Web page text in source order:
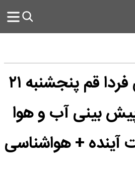
وضعیت هوای فردا قم پنجشنبه ۲۱
۱۴۰۵ | پیش بینی آب و هوا
ساعت آینده + هواشناسی